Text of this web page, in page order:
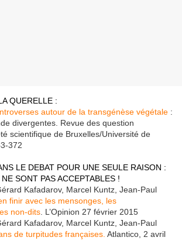
QUERELLE :
autour de la transgénèse végétale :
divergentes. Revue des question
scientifique de Bruxelles/Université de
372
LE DEBAT POUR UNE SEULE RAISON :
SONT PAS ACCEPTABLES !
Kafadarov, Marcel Kuntz, Jean-Paul
finir avec les mensonges, les
non-dits . L’Opinion 27 février 2015
Kafadarov, Marcel Kuntz, Jean-Paul
de turpitudes françaises. Atlantico, 2 avril